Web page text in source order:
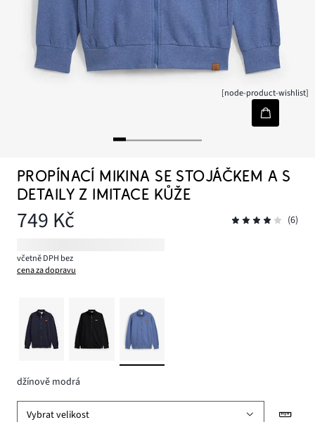
[node-product-wishlist]
PROPÍNACÍ MIKINA SE STOJÁČKEM A S
DETAILY Z IMITACE KŮŽE
749 Kč (6)
včetně DPH bez
cena za dopravu
džínově modrá
Vybrat velikost